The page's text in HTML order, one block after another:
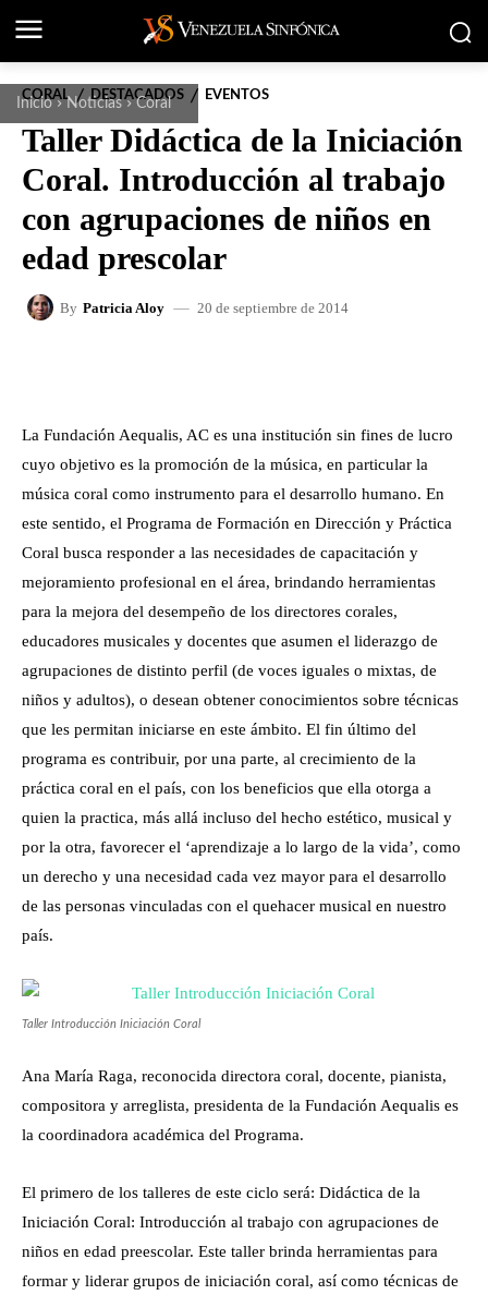
Inicio Noticias Coral
CORAL DESTACADOS EVENTOS
Taller Didáctica de la Iniciación
Coral. Introducción al trabajo
con agrupaciones de niños en
edad prescolar
By Patricia Aloy 20 de septiembre de 2014
La Fundación Aequalis, AC es una institución sin fines de lucro
cuyo objetivo es la promoción de la música, en particular la
música coral como instrumento para el desarrollo humano. En
este sentido, el Programa de Formación en Dirección y Práctica
Coral busca responder a las necesidades de capacitación y
mejoramiento profesional en el área, brindando herramientas
para la mejora del desempeño de los directores corales,
educadores musicales y docentes que asumen el liderazgo de
agrupaciones de distinto perfil (de voces iguales o mixtas, de
niños y adultos), o desean obtener conocimientos sobre técnicas
que les permitan iniciarse en este ámbito. El fin último del
programa es contribuir, por una parte, al crecimiento de la
práctica coral en el país, con los beneficios que ella otorga a
quien la practica, más allá incluso del hecho estético, musical y
por la otra, favorecer el ‘aprendizaje a lo largo de la vida’, como
un derecho y una necesidad cada vez mayor para el desarrollo
de las personas vinculadas con el quehacer musical en nuestro
país.
Taller Introducción Iniciación Coral
Ana María Raga, reconocida directora coral, docente, pianista,
compositora y arreglista, presidenta de la Fundación Aequalis es
la coordinadora académica del Programa.
El primero de los talleres de este ciclo será: Didáctica de la
Iniciación Coral: Introducción al trabajo con agrupaciones de
niños en edad preescolar. Este taller brinda herramientas para
formar y liderar grupos de iniciación coral, así como técnicas de